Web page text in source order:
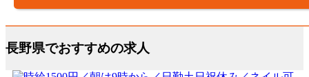
長野県でおすすめの求人